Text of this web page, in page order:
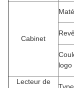
Cabinet
logo
Lecteur de